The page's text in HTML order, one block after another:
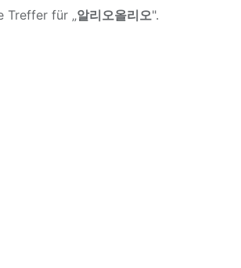
Treffer für „알리오올리오".